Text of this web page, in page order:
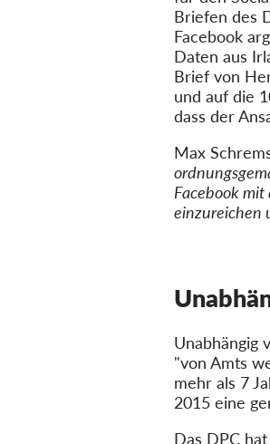
Briefen des
Facebook
Daten aus
Brief von
und auf die
dass der
Max
Facebook
einzureichen
Unabhängig
"von Amts
mehr als 7
2015 eine
Das DPC